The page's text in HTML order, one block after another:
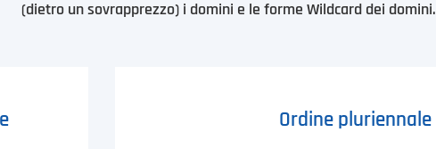
(dietro un sovrapprezzo) i domini e le forme Wildcard dei domini.
Ordine pluriennale